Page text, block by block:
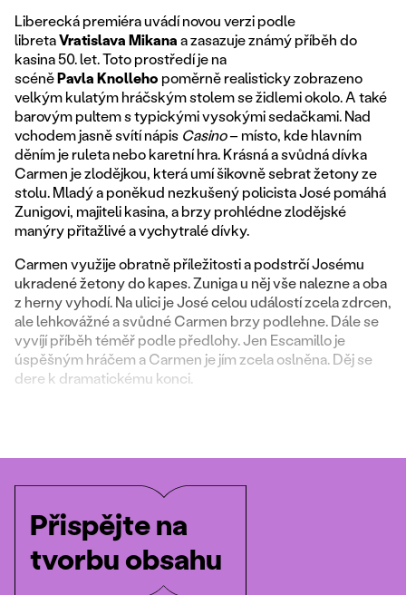
Liberecká premiéra uvádí novou verzi podle
libretaVratislava Mikanaa zasazuje známý příběh do
kasina 50. let. Toto prostředí je na
scéněPavlaKnolleho poměrně realisticky zobrazeno
velkým kulatým hráčským stolem se židlemi okolo. A také
barovým pultem s typickými vysokými sedačkami. Nad
vchodem jasně svítí nápis Casino– místo, kde hlavním
děním je ruleta nebo karetní hra. Krásná a svůdná dívka
Carmen je zlodějkou, která umí šikovně sebrat žetony ze
stolu. Mladý a poněkud nezkušený policista José pomáhá
Zunigovi, majiteli kasina, a brzy prohlédne zlodějské
manýry přitažlivé a vychytralé dívky.
Carmen využije obratně příležitosti a podstrčí Josému
ukradené žetony do kapes. Zuniga u něj vše nalezne a oba
z herny vyhodí. Na ulici je José celou událostí zcela zdrcen,
ale lehkovážné a svůdné Carmen brzy podlehne. Dále se
vyvíjí příběh téměř podle předlohy. Jen Escamillo je
úspěšným hráčem a Carmen je jím zcela oslněna. Děj se
dere k dramatickému konci.
Přispějte na
tvorbu obsahu